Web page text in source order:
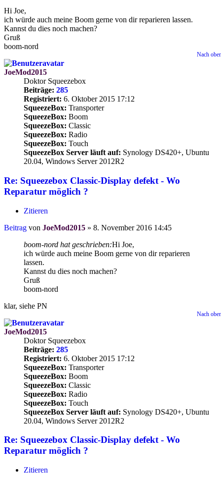
Hi Joe,
ich würde auch meine Boom gerne von dir reparieren lassen.
Kannst du dies noch machen?
Gruß
boom-nord
Nach
JoeMod2015
Doktor Squeezebox
Beiträge: 285
Registriert: 6. Oktober 2015 17:12
SqueezeBox: Transporter
SqueezeBox: Boom
SqueezeBox: Classic
SqueezeBox: Radio
SqueezeBox: Touch
SqueezeBox Server läuft auf: Synology DS420+, Ubuntu
20.04, Windows Server 2012R2
Re: Squeezebox Classic-Display defekt - Wo
Reparatur möglich ?
Zitieren
Beitrag von JoeMod2015 » 8. November 2016 14:45
boom-nord hat geschrieben:Hi Joe,
ich würde auch meine Boom gerne von dir reparieren
lassen.
Kannst du dies noch machen?
Gruß
boom-nord
klar, siehe PN
Nach
JoeMod2015
Doktor Squeezebox
Beiträge: 285
Registriert: 6. Oktober 2015 17:12
SqueezeBox: Transporter
SqueezeBox: Boom
SqueezeBox: Classic
SqueezeBox: Radio
SqueezeBox: Touch
SqueezeBox Server läuft auf: Synology DS420+, Ubuntu
20.04, Windows Server 2012R2
Re: Squeezebox Classic-Display defekt - Wo
Reparatur möglich ?
Zitieren